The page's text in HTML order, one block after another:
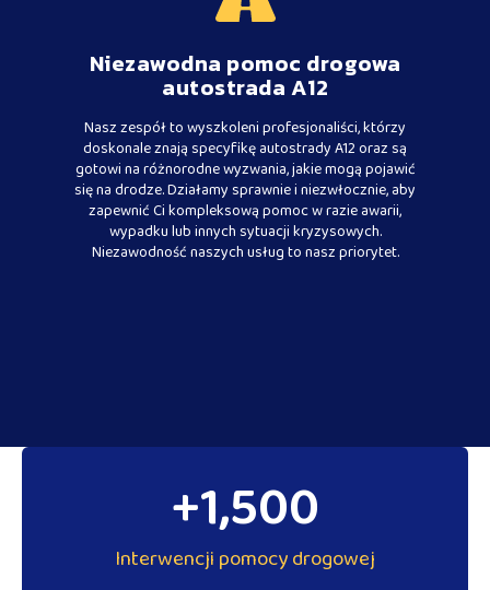
Niezawodna pomoc drogowa
autostrada A12
Nasz zespół to wyszkoleni profesjonaliści, którzy
doskonale znają specyfikę autostrady A12 oraz są
gotowi na różnorodne wyzwania, jakie mogą pojawić
się na drodze. Działamy sprawnie i niezwłocznie, aby
zapewnić Ci kompleksową pomoc w razie awarii,
wypadku lub innych sytuacji kryzysowych.
Niezawodność naszych usług to nasz priorytet.
+1,500
Interwencji pomocy drogowej